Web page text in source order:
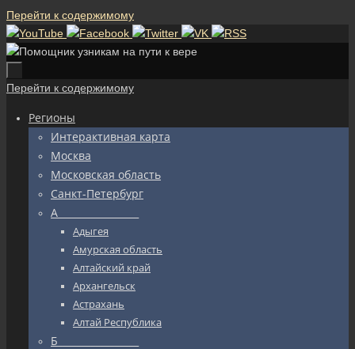
Перейти к содержимому
Перейти к содержимому
Регионы
Интерактивная карта
Москва
Московская область
Санкт-Петербург
А_________________
Адыгея
Амурская область
Алтайский край
Архангельск
Астрахань
Алтай Республика
Б_________________